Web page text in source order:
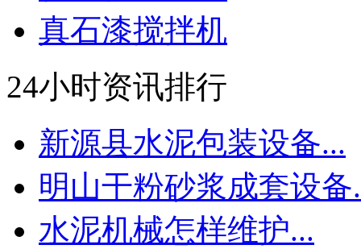
真石漆搅拌机
24小时资讯排行
新源县水泥包装设备...
明山干粉砂浆成套设备
水泥机械怎样维护...